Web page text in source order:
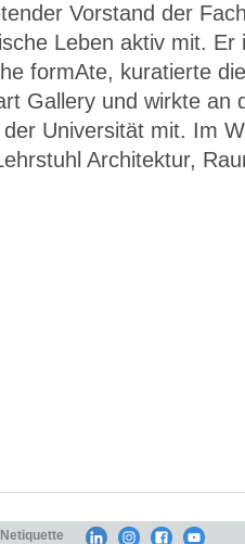
Vorstand der
Leben aktiv mit. Er
formAte, kuratierte
Gallery und wirkte an
Universität mit. Im
Architektur,
Netiquette